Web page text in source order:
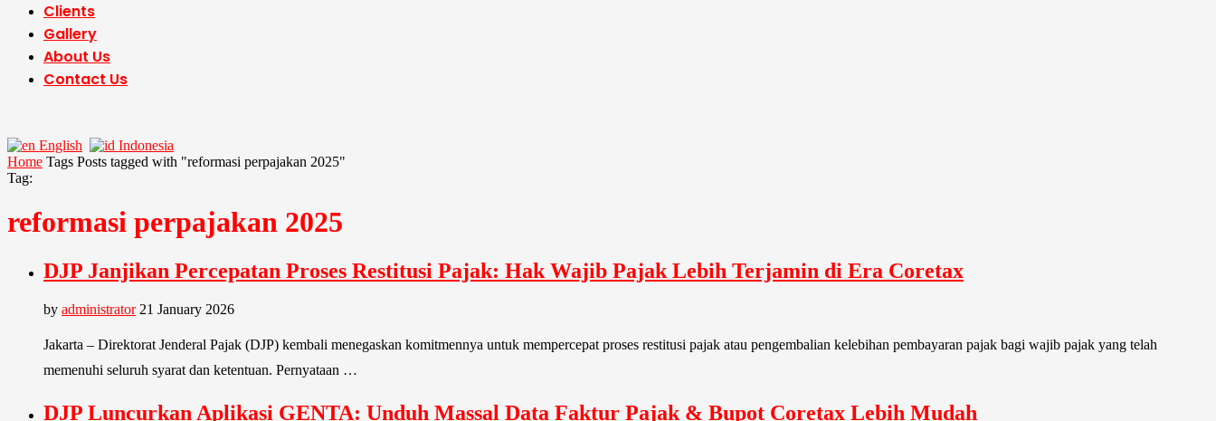
Clients
Gallery
About Us
Contact Us
English
Indonesia
Home Tags Posts tagged with "reformasi perpajakan 2025"
Tag:
reformasi perpajakan 2025
DJP Janjikan Percepatan Proses Restitusi Pajak: Hak Wajib Pajak Lebih Terjamin di Era Coretax
by administrator 21 January 2026
Jakarta – Direktorat Jenderal Pajak (DJP) kembali menegaskan komitmennya untuk mempercepat proses restitusi pajak atau pengembalian kelebihan pembayaran pajak bagi wajib pajak yang telah
memenuhi seluruh syarat dan ketentuan. Pernyataan …
DJP Luncurkan Aplikasi GENTA: Unduh Massal Data Faktur Pajak & Bupot Coretax Lebih Mudah